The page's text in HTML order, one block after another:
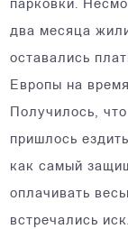
парковки.
два месяца
оставались
Европы на
Получилось,
пришлось
как самый
оплачивать
встречались